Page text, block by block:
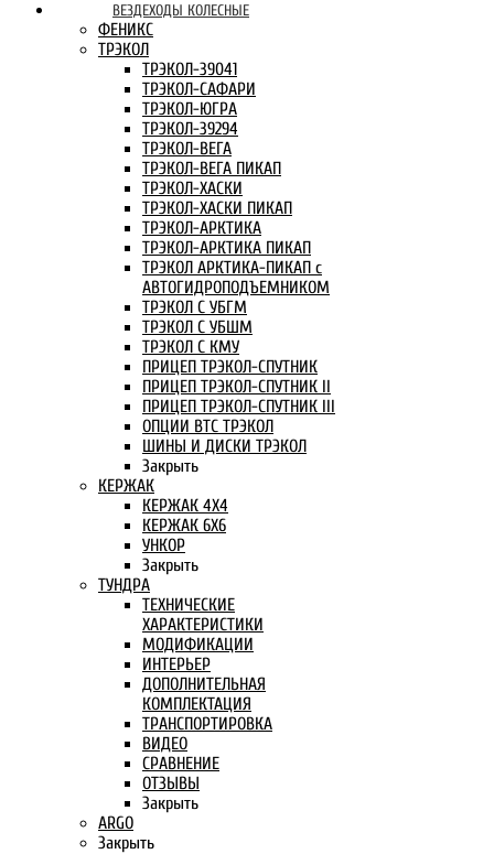
ВЕЗДЕХОДЫ КОЛЕСНЫЕ
ФЕНИКС
ТРЭКОЛ
ТРЭКОЛ-39041
ТРЭКОЛ-САФАРИ
ТРЭКОЛ-ЮГРА
ТРЭКОЛ-39294
ТРЭКОЛ-ВЕГА
ТРЭКОЛ-ВЕГА ПИКАП
ТРЭКОЛ-ХАСКИ
ТРЭКОЛ-ХАСКИ ПИКАП
ТРЭКОЛ-АРКТИКА
ТРЭКОЛ-АРКТИКА ПИКАП
ТРЭКОЛ АРКТИКА-ПИКАП с
АВТОГИДРОПОДЪЕМНИКОМ
ТРЭКОЛ С УБГМ
ТРЭКОЛ С УБШМ
ТРЭКОЛ С КМУ
ПРИЦЕП ТРЭКОЛ-СПУТНИК
ПРИЦЕП ТРЭКОЛ-СПУТНИК II
ПРИЦЕП ТРЭКОЛ-СПУТНИК III
ОПЦИИ ВТС ТРЭКОЛ
ШИНЫ И ДИСКИ ТРЭКОЛ
Закрыть
КЕРЖАК
КЕРЖАК 4Х4
КЕРЖАК 6Х6
УНКОР
Закрыть
ТУНДРА
ТЕХНИЧЕСКИЕ
ХАРАКТЕРИСТИКИ
МОДИФИКАЦИИ
ИНТЕРЬЕР
ДОПОЛНИТЕЛЬНАЯ
КОМПЛЕКТАЦИЯ
ТРАНСПОРТИРОВКА
ВИДЕО
СРАВНЕНИЕ
ОТЗЫВЫ
Закрыть
ARGO
Закрыть